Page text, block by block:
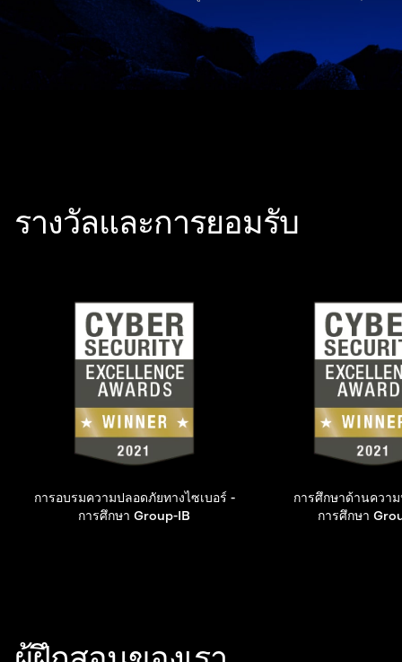
รางวัลและการยอมรับ
การอบรมความปลอดภัยทางไซเบอร์ -
การศึกษา Group-IB
การศึกษาด้านควา
การศึกษา